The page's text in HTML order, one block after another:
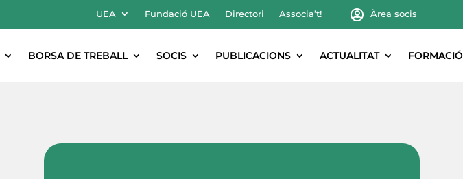
UEA Fundació UEA Directori Associa’t! Àrea socis
BORSA DE TREBALL SOCIS PUBLICACIONS ACTUALITAT FORMACIÓ